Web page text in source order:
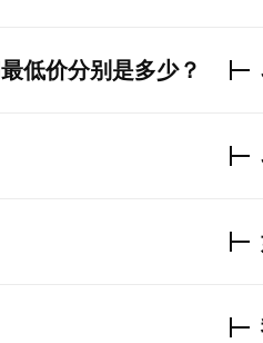
低价分别是多少？